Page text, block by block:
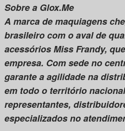
Sobre a Glox.Me
A marca de maquiagens
brasileiro com o aval de
acessórios Miss Frandy,
empresa. Com sede no
garante a agilidade na
em todo o território
representantes,
especializados no